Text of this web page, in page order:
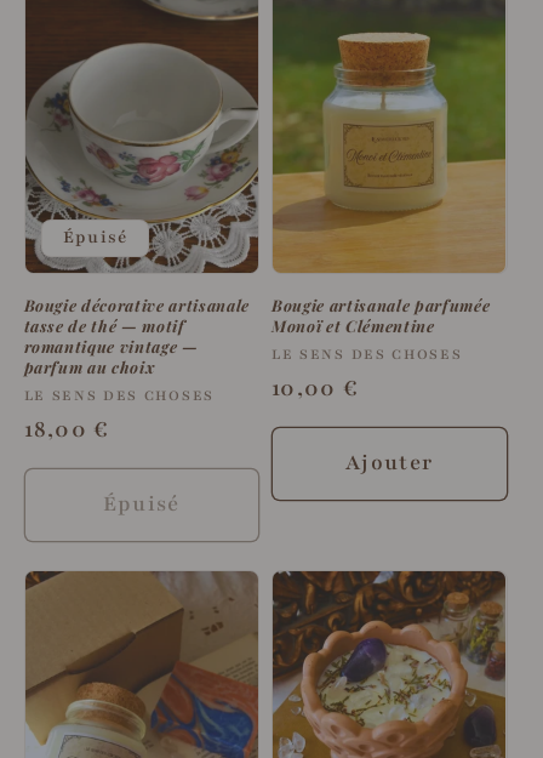
Épuisé
Bougie décorative artisanale
tasse de thé — motif
romantique vintage —
parfum au choix
Fournisseur :
LE SENS DES CHOSES
Prix
habituel
18,00 €
Épuisé
Bougie artisanale parfumée
Monoï et Clémentine
Fournisseur :
LE SENS DES CHOSES
Prix
habituel
10,00 €
Ajouter